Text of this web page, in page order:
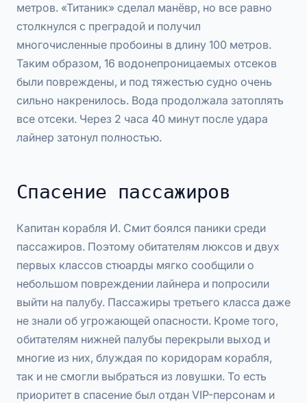
метров. «Титаник» сделал манёвр, но все равно
столкнулся с преградой и получил
многочисленные пробоины в длину 100 метров.
Таким образом, 16 водонепроницаемых отсеков
были повреждены, и под тяжестью судно очень
сильно накренилось. Вода продолжала затоплять
все отсеки. Через 2 часа 40 минут после удара
лайнер затонул полностью.
Спасение пассажиров
Капитан корабля И. Смит боялся паники среди
пассажиров. Поэтому обитателям люксов и двух
первых классов стюарды мягко сообщили о
небольшом повреждении лайнера и попросили
выйти на палубу. Пассажиры третьего класса даже
не знали об угрожающей опасности. Кроме того,
обитателям нижней палубы перекрыли выход и
многие из них, блуждая по коридорам корабля,
так и не смогли выбраться из ловушки. То есть
приоритет в спасение был отдан VIP-персонам и